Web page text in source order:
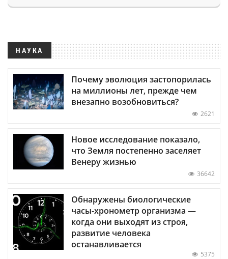
НАУКА
Почему эволюция застопорилась
на миллионы лет, прежде чем
внезапно возобновиться?
2621
Новое исследование показало,
что Земля постепенно заселяет
Венеру жизнью
36642
Обнаружены биологические
часы-хронометр организма —
когда они выходят из строя,
развитие человека
останавливается
5375